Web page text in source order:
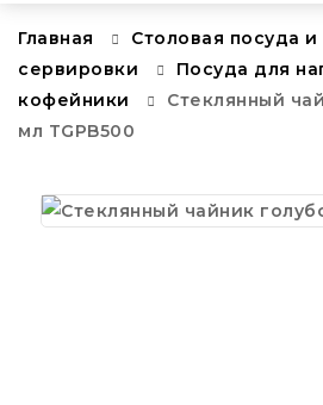
Главная
Столовая посуда
сервировки
Посуда для
кофейники
Стеклянный
мл TGPB500